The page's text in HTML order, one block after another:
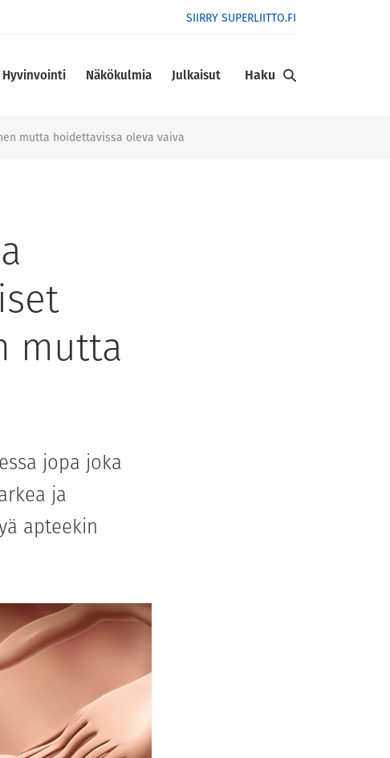
SIIRRY SUPERLIITTO.FI
Hyvinvointi Näkökulmia Julkaisut Haku
mutta hoidettavissa oleva vaiva
mutta
jopa joka
ja
apteekin